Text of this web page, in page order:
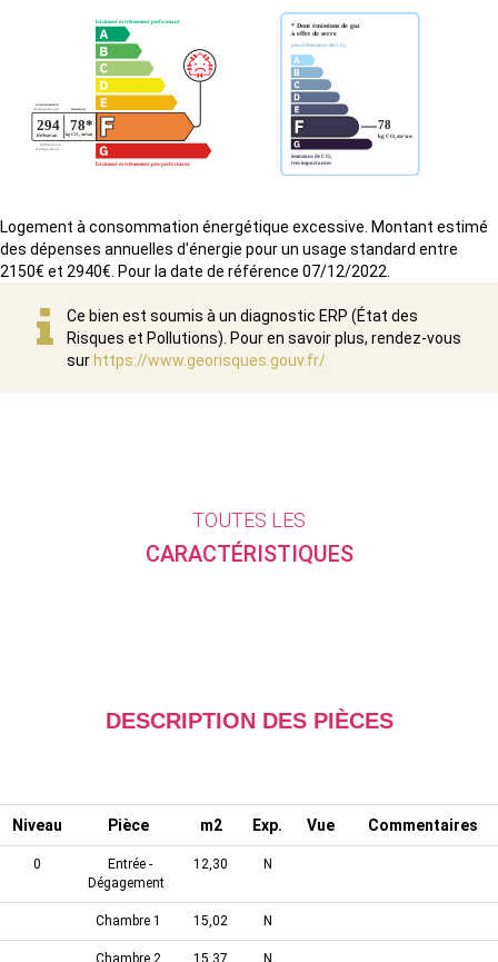
Logement à consommation énergétique excessive. Montant estimé
des dépenses annuelles d'énergie pour un usage standard entre
2150€ et 2940€. Pour la date de référence 07/12/2022.
Ce bien est soumis à un diagnostic ERP (État des
Risques et Pollutions). Pour en savoir plus, rendez-vous
sur https://www.georisques.gouv.fr/
TOUTES LES
CARACTÉRISTIQUES
DESCRIPTION DES PIÈCES
Niveau Pièce m2 Exp. Vue Commentaires
0
Entrée -
Dégagement
12,30 N
Chambre 1 15,02 N